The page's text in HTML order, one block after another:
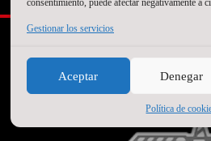
Gestionar los servicios
Aceptar Denegar
Política de
SEGUNDO